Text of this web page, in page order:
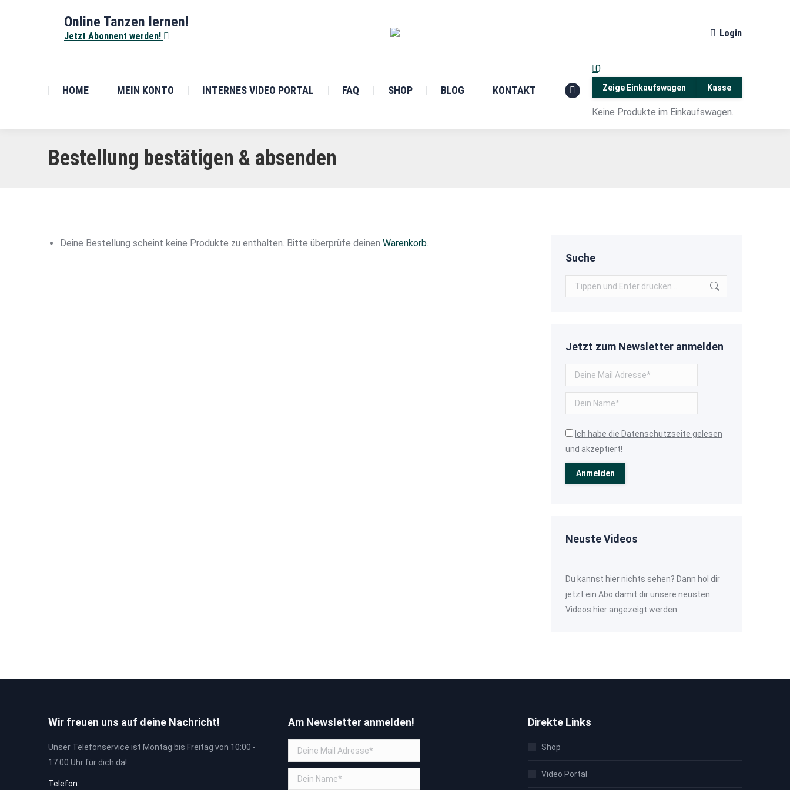
Online Tanzen lernen!
Jetzt Abonnent werden! Login
HOME MEIN KONTO INTERNES VIDEO PORTAL FAQ SHOP BLOG KONTAKT
Facebook
opens
0
Zeige Einkaufswagen Kasse
Keine Produkte im Einkaufswagen.
Bestellung bestätigen & absenden
Deine Bestellung scheint keine Produkte zu enthalten. Bitte überprüfe deinen Warenkorb.
Suche
Search:
Jetzt zum Newsletter anmelden
Ich habe die Datenschutzseite gelesen
und akzeptiert!
Neuste Videos
Du kannst hier nichts sehen? Dann hol dir
jetzt ein Abo damit dir unsere neusten
Videos hier angezeigt werden.
Wir freuen uns auf deine Nachricht!
Unser Telefonservice ist Montag bis Freitag von 10:00 -
17:00 Uhr für dich da!
Telefon:
Am Newsletter anmelden! Direkte Links
Shop
Video Portal